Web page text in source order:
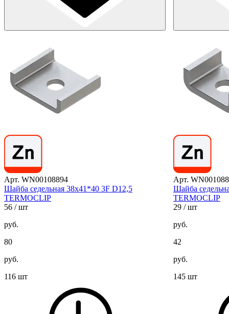
Арт. WN00108894
Шайба седельная 38х41*40 3F D12,5
TERMOCLIP
56 / шт
руб.
80
руб.
116 шт
Арт.
Шайба
TERMOCLIP
29 / шт
руб.
42
руб.
145 шт